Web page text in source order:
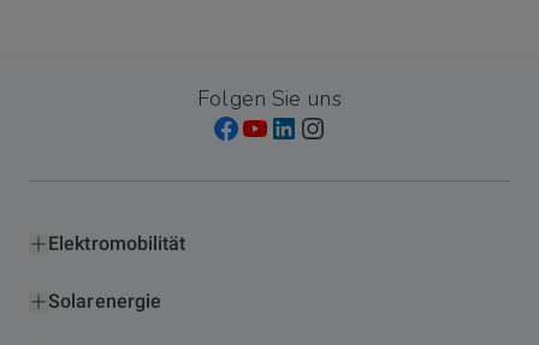
Folgen Sie uns
Elektromobilität
Solarenergie